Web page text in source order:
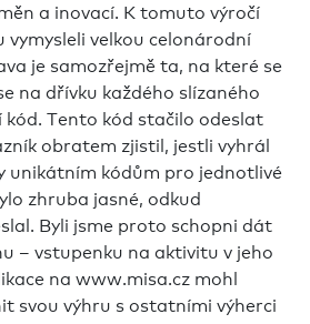
a inovací. K tomuto výročí
vymysleli velkou celonárodní
je samozřejmě ta, na které se
na dřívku každého slízaného
Tento kód stačilo odeslat
obratem zjistil, jestli vyhrál
unikátním kódům pro jednotlivé
zhruba jasné, odkud
Byli jsme proto schopni dát
– vstupenku na aktivitu v jeho
na www.misa.cz mohl
svou výhru s ostatními výherci